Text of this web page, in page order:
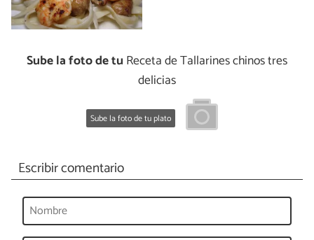
Sube la foto de tu Receta de Tallarines chinos tres
delicias
Sube la foto de tu plato
Escribir comentario